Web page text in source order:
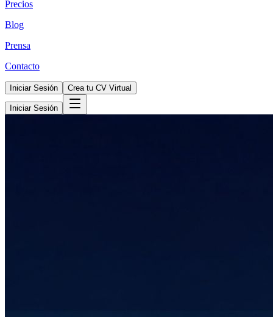
Precios
Blog
Prensa
Contacto
Iniciar Sesión Crea tu CV Virtual
Iniciar Sesión